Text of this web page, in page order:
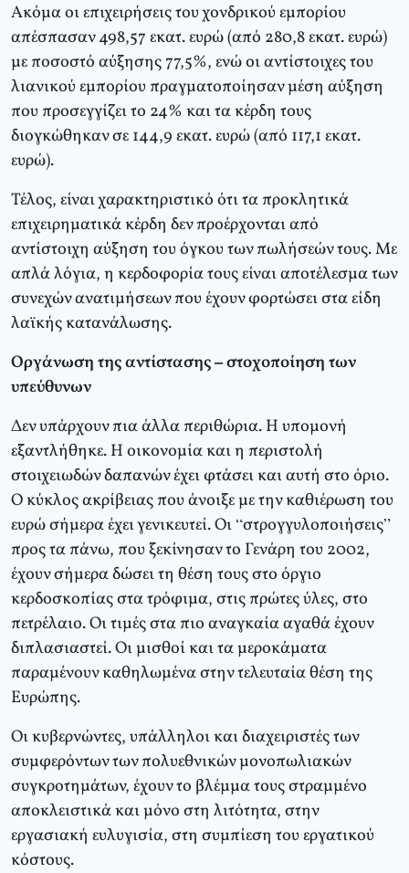
Ακόμα οι επιχειρήσεις του χονδρικού εμπορίου
απέσπασαν 498,57 εκατ. ευρώ (από 280,8 εκατ. ευρώ)
με ποσοστό αύξησης 77,5%, ενώ οι αντίστοιχες του
λιανικού εμπορίου πραγματοποίησαν μέση αύξηση
που προσεγγίζει το 24% και τα κέρδη τους
διογκώθηκαν σε 144,9 εκατ. ευρώ (από 117,1 εκατ.
ευρώ).
Τέλος, είναι χαρακτηριστικό ότι τα προκλητικά
επιχειρηματικά κέρδη δεν προέρχονται από
αντίστοιχη αύξηση του όγκου των πωλήσεών τους. Με
απλά λόγια, η κερδοφορία τους είναι αποτέλεσμα των
συνεχών ανατιμήσεων που έχουν φορτώσει στα είδη
λαϊκής κατανάλωσης.
Οργάνωση της αντίστασης – στοχοποίηση των
υπεύθυνων
Δεν υπάρχουν πια άλλα περιθώρια. Η υπομονή
εξαντλήθηκε. Η οικονομία και η περιστολή
στοιχειωδών δαπανών έχει φτάσει και αυτή στο όριο.
Ο κύκλος ακρίβειας που άνοιξε με την καθιέρωση του
ευρώ σήμερα έχει γενικευτεί. Οι “στρογγυλοποιήσεις”
προς τα πάνω, που ξεκίνησαν το Γενάρη του 2002,
έχουν σήμερα δώσει τη θέση τους στο όργιο
κερδοσκοπίας στα τρόφιμα, στις πρώτες ύλες, στο
πετρέλαιο. Οι τιμές στα πιο αναγκαία αγαθά έχουν
διπλασιαστεί. Οι μισθοί και τα μεροκάματα
παραμένουν καθηλωμένα στην τελευταία θέση της
Ευρώπης.
Οι κυβερνώντες, υπάλληλοι και διαχειριστές των
συμφερόντων των πολυεθνικών μονοπωλιακών
συγκροτημάτων, έχουν το βλέμμα τους στραμμένο
αποκλειστικά και μόνο στη λιτότητα, στην
εργασιακή ευλυγισία, στη συμπίεση του εργατικού
κόστους.